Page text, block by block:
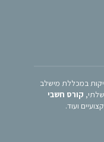
במכללת מישלב
קורס חשבי
ועוד.